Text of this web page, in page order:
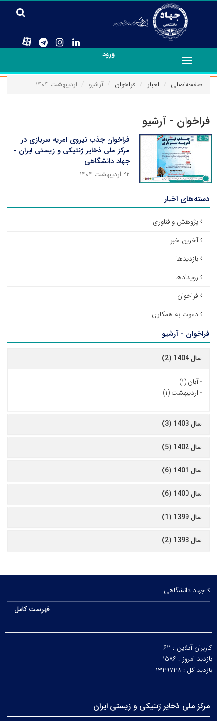
ورود
Toggle
navigation
صفحه‌اصلی
اخبار فراخوان آرشیو اردیبهشت ۱۴۰۴
فراخوان - آرشیو
فراخوان جذب نیروی امریه سربازی در
مرکز ملی ذخایر ژنتیکی و زیستی ایران -
جهاد دانشگاهی
۲۲ اردیبهشت ۱۴۰۴
دسته‌های اخبار
پژوهش و فناوری
آخرین خبر
بازدیدها
رویدادها
فراخوان
دعوت به همکاری
فراخوان - آرشیو
سال 1404 (2)
-آبان (۱)
- اردیبهشت (۱)
سال 1403 (3)
سال 1402 (5)
سال 1401 (6)
سال 1400 (6)
سال 1399 (1)
سال 1398 (2)
جهاد دانشگاهی
فهرست کامل
کاربران آنلاین : ۶۳
بازدید امروز : ۱۵۸۶
بازدید کل : ۱۳۴۹۷۴۸
مرکز ملی ذخایر ژنتیکی و زیستی ایران